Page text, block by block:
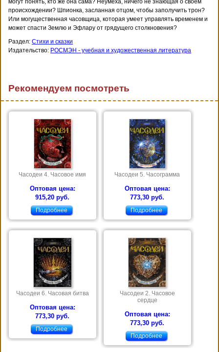
могут понять, кто же она сама? Неумеха, ничего не знающая о своем
происхождении? Шпионка, засланная отцом, чтобы заполучить трон?
Или могущественная часовщица, которая умеет управлять временем и
может спасти Землю и Эфлару от грядущего столкновения?
Раздел: Стихи и сказки
Издательство: РОСМЭН - учебная и художественная литература
Рекомендуем посмотреть
Часодеи 4. Часовое имя
Оптовая цена:
915,20 руб.
Подробнее
Часодеи 5. Часограмма
Оптовая цена:
773,30 руб.
Подробнее
Часодеи 6. Часовая битва
Оптовая цена:
773,30 руб.
Подробнее
Часодеи 2. Часовое
сердце
Оптовая цена:
773,30 руб.
Подробнее